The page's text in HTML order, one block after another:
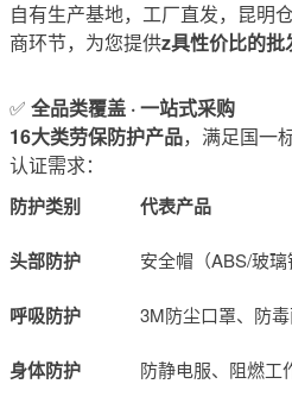
自有生产基地，工厂直发，昆明
商环节，为您提供z具性价比的批
✅ 全品类覆盖 · 一站式采购
16大类劳保防护产品，满足国一
认证需求：
防护类别 代表产品
头部防护 安全帽（ABS/玻
呼吸防护 3M防尘口罩、防
身体防护 防静电服、阻燃工